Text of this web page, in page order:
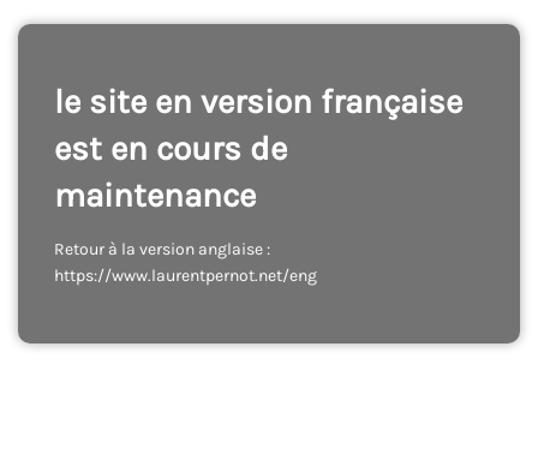
le site en version française
est en cours de
maintenance
Retour à la version anglaise :
https://www.laurentpernot.net/eng